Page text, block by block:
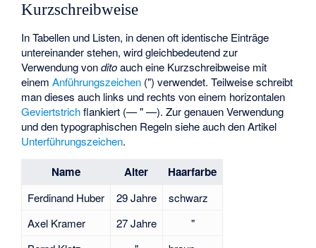
Kurzschreibweise
In Tabellen und Listen, in denen oft identische Einträge
untereinander stehen, wird gleichbedeutend zur
Verwendung vonditoauch eine Kurzschreibweise mit
einemAnführungszeichen (") verwendet. Teilweise schreibt
man dieses auch links und rechts von einem horizontalen
Geviertstrichflankiert (— " —). Zur genauen Verwendung
und den typographischen Regeln siehe auch den Artikel
Unterführungszeichen.
Name Alter Haarfarbe
Ferdinand Huber 29 Jahre
schwarz
Axel Kramer
27 Jahre
"